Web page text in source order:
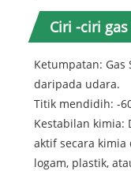
Ciri -ciri gas
Ketumpatan: Gas
daripada udara.
Titik mendidih: -
Kestabilan kimia:
aktif secara
logam, plastik,